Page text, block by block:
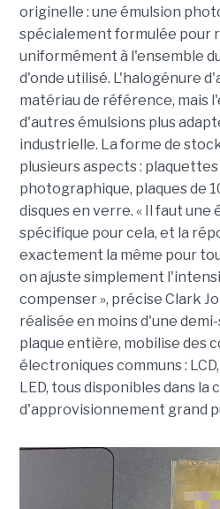
originelle : une émulsion
spécialement formulée pour
uniformément à l'ensemble
d'onde utilisé. L'halogénure
matériau de référence, mais
d'autres émulsions plus
industrielle. La forme de
plusieurs aspects :
photographique, plaques de
disques en verre. « Il faut une
spécifique pour cela, et la
exactement la même pour
on ajuste simplement
compenser », précise Clark
réalisée en moins d'une
plaque entière, mobilise des
électroniques communs :
LED, tous disponibles dans la
d'approvisionnement grand